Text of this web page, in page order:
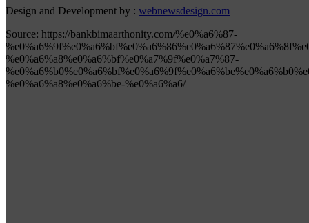
Design and Development by : webnewsdesign.com
Source: https://bankbimaarthonity.com/%e0%a6%87-
%e0%a6%a8%e0%a6%bf%e0%a7%9f%e0%a7%87-
%e0%a6%a8%e0%a6%be-%e0%a6%a6/